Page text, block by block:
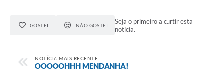
GOSTEI NÃO GOSTEI
Seja o primeiro a curtir esta
notícia.
NOTÍCIA MAIS RECENTE
OOOOOHHH MENDANHA!